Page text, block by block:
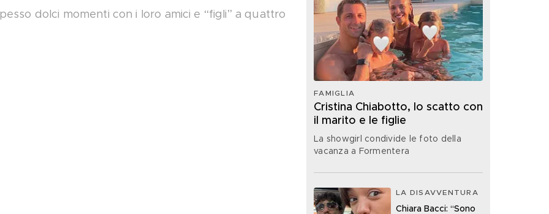
dolci momenti con i loro amici e “figli” a quattro
FAMIGLIA
Cristina Chiabotto, lo scatto con
il marito e le figlie
La showgirl condivide le foto della
vacanza a Formentera
LA DISAVVENTURA
Chiara Bacci: “Sono